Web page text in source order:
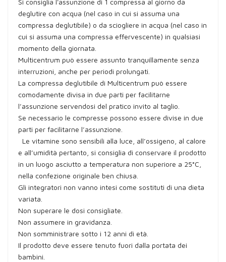
deglutire con acqua (nel caso in cui si assuma una
compressa deglutibile) o da sciogliere in acqua (nel caso in
cui si assuma una compressa effervescente) in qualsiasi
momento della giornata.
Multicentrum può essere assunto tranquillamente senza
interruzioni, anche per periodi prolungati.
La compressa deglutibile di Multicentrum può essere
comodamente divisa in due parti per facilitarne
l’assunzione servendosi del pratico invito al taglio.
Se necessario le compresse possono essere divise in due
parti per facilitarne l’assunzione.
Le vitamine sono sensibili alla luce, all’ossigeno, al calore
e all’umidità pertanto, si consiglia di conservare il prodotto
in un luogo asciutto a temperatura non superiore a 25°C,
nella confezione originale ben chiusa.
Gli integratori non vanno intesi come sostituti di una dieta
variata.
Non superare le dosi consigliate.
Non assumere in gravidanza.
Non somministrare sotto i 12 anni di età.
Il prodotto deve essere tenuto fuori dalla portata dei
bambini.